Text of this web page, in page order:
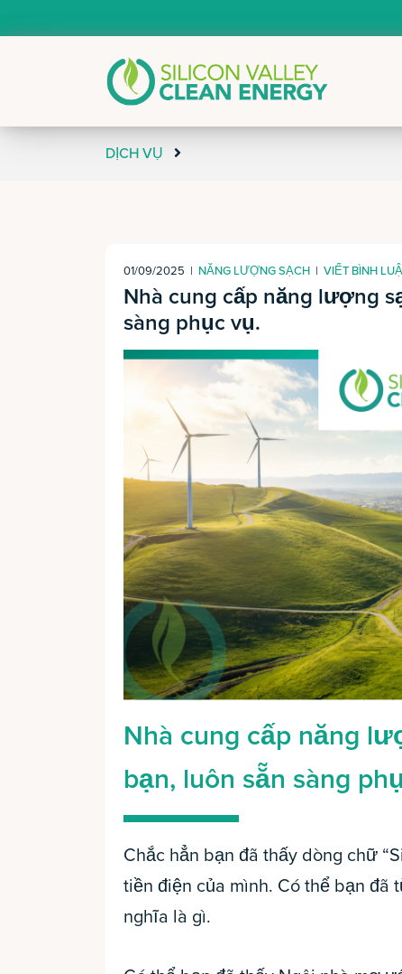
DỊCH VỤ
01/09/2025 | NĂNG LƯỢNG SẠCH | VIẾT BÌNH
Nhà cung cấp năng lượng
sàng phục vụ.
Nhà cung cấp năng
bạn, luôn sẵn sàng
Chắc hẳn bạn đã thấy dòng chữ
tiền điện của mình. Có thể bạn đã
nghĩa là gì.